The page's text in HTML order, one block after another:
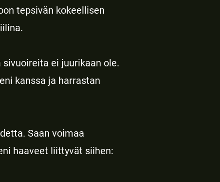
tepsivän kokeellisen
ei juurikaan ole.
kanssa ja harrastan
Saan voimaa
haaveet liittyvät siihen: